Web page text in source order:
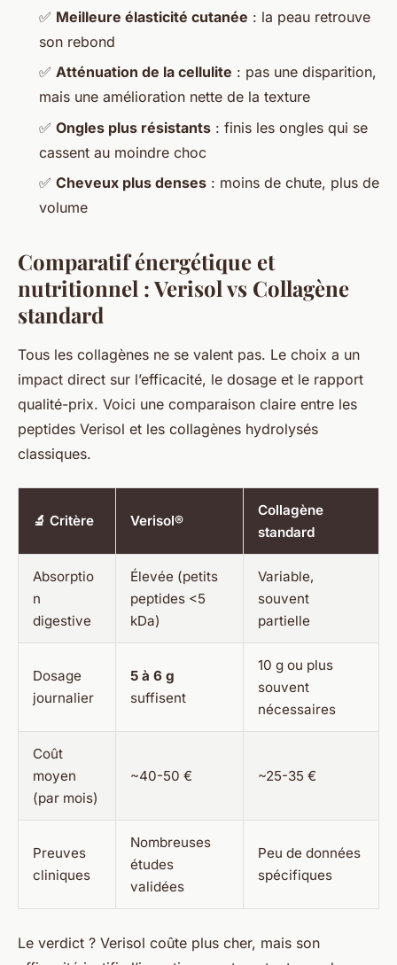
✅ Meilleure élasticité cutanée : la peau retrouve
son rebond
✅ Atténuation de la cellulite : pas une disparition,
mais une amélioration nette de la texture
✅ Ongles plus résistants : finis les ongles qui se
cassent au moindre choc
✅ Cheveux plus denses : moins de chute, plus de
volume
Comparatif énergétique et
nutritionnel : Verisol vs Collagène
standard
Tous les collagènes ne se valent pas. Le choix a un
impact direct sur l’efficacité, le dosage et le rapport
qualité-prix. Voici une comparaison claire entre les
peptides Verisol et les collagènes hydrolysés
classiques.
🔬 Critère Verisol®
Collagène
standard
Absorptio
n
digestive
Élevée (petits
peptides <5
kDa)
Variable,
souvent
partielle
Dosage
journalier
5 à 6 g
suffisent
10 g ou plus
souvent
nécessaires
Coût
moyen
(par mois)
~40-50 € ~25-35 €
Preuves
cliniques
Nombreuses
études
validées
Peu de données
spécifiques
Le verdict ? Verisol coûte plus cher, mais son